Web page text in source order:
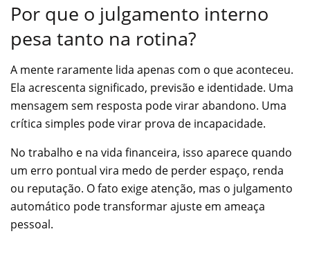
Por que o julgamento interno
pesa tanto na rotina?
A mente raramente lida apenas com o que aconteceu.
Ela acrescenta significado, previsão e identidade. Uma
mensagem sem resposta pode virar abandono. Uma
crítica simples pode virar prova de incapacidade.
No trabalho e na vida financeira, isso aparece quando
um erro pontual vira medo de perder espaço, renda
ou reputação. O fato exige atenção, mas o julgamento
automático pode transformar ajuste em ameaça
pessoal.